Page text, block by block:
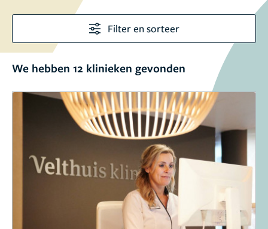
Filter en sorteer
We hebben 12 klinieken gevonden